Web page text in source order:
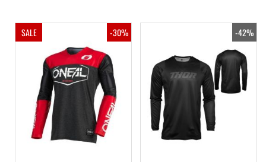
SALE -30% -42%